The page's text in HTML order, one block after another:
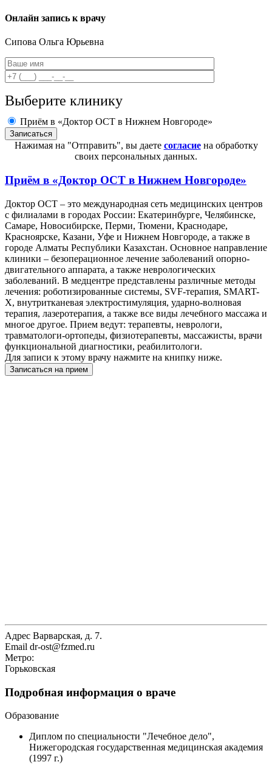
Онлайн запись к врачу
Сипова Ольга Юрьевна
Выберите клинику
Приём в «Доктор ОСТ в Нижнем Новгороде»
Нажимая на "Отправить", вы даете согласиена обработку
своих персональных данных.
Приём в «Доктор ОСТ в Нижнем Новгороде»
Доктор ОСТ – это международная сеть медицинских центров
с филиалами в городах России: Екатеринбурге, Челябинске,
Самаре, Новосибирске, Перми, Тюмени, Краснодаре,
Красноярске, Казани, Уфе и Нижнем Новгороде, а также в
городе Алматы Республики Казахстан. Основное направление
клиники – безоперационное лечение заболеваний опорно-
двигательного аппарата, а также неврологических
заболеваний. В медцентре представлены различные методы
лечения: роботизированные системы, SVF-терапия, SMART-
X, внутритканевая электростимуляция, ударно-волновая
терапия, лазеротерапия, а также все виды лечебного массажа и
многое другое. Прием ведут: терапевты, неврологи,
травматологи-ортопеды, физиотерапевты, массажисты, врачи
функциональной диагностики, реабилитологи.
Для записи к этому врачу нажмите на книпку ниже.
Записаться на прием
Адрес Варварская, д. 7.
Email dr-ost@fzmed.ru
Метро:
Горьковская
Подробная информация о враче
Образование
Диплом по специальности "Лечебное дело",
Нижегородская государственная медицинская академия
(1997 г.)